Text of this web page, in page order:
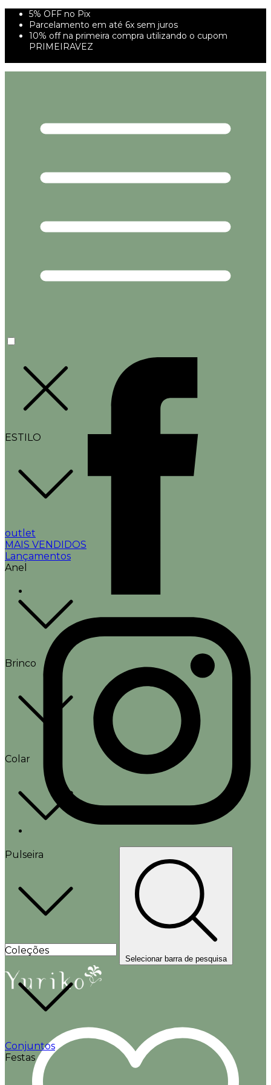
5% OFF no Pix
Parcelamento em até 6x sem juros
10% off na primeira compra utilizando o cupom
PRIMEIRAVEZ
ESTILO
outlet
MAIS VENDIDOS
Lançamentos
Anel
Brinco
Colar
Pulseira
Coleções
Conjuntos
Festas
Selecionar barra de pesquisa